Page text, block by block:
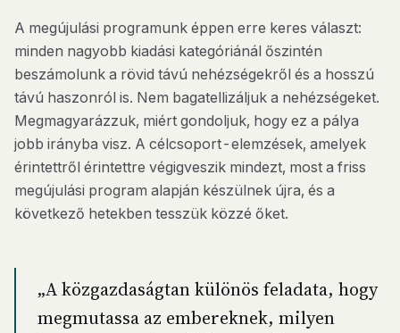
A megújulási programunk éppen erre keres választ:
minden nagyobb kiadási kategóriánál őszintén
beszámolunk a rövid távú nehézségekről és a hosszú
távú haszonról is. Nem bagatellizáljuk a nehézségeket.
Megmagyarázzuk, miért gondoljuk, hogy ez a pálya
jobb irányba visz. A célcsoport-elemzések, amelyek
érintettről érintettre végigveszik mindezt, most a friss
megújulási program alapján készülnek újra, és a
következő hetekben tesszük közzé őket.
„A közgazdaságtan különös feladata, hogy
megmutassa az embereknek, milyen